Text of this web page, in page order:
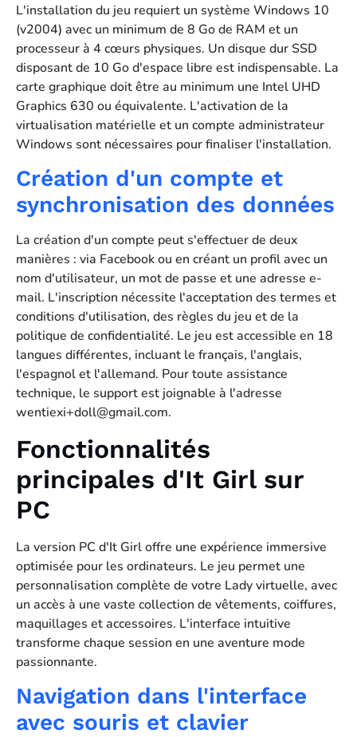
L'installation du jeu requiert un système Windows 10
(v2004) avec un minimum de 8 Go de RAM et un
processeur à 4 cœurs physiques. Un disque dur SSD
disposant de 10 Go d'espace libre est indispensable. La
carte graphique doit être au minimum une Intel UHD
Graphics 630 ou équivalente. L'activation de la
virtualisation matérielle et un compte administrateur
Windows sont nécessaires pour finaliser l'installation.
Création d'un compte et
synchronisation des données
La création d'un compte peut s'effectuer de deux
manières : via Facebook ou en créant un profil avec un
nom d'utilisateur, un mot de passe et une adresse e-
mail. L'inscription nécessite l'acceptation des termes et
conditions d'utilisation, des règles du jeu et de la
politique de confidentialité. Le jeu est accessible en 18
langues différentes, incluant le français, l'anglais,
l'espagnol et l'allemand. Pour toute assistance
technique, le support est joignable à l'adresse
wentiexi+doll@gmail.com.
Fonctionnalités
principales d'It Girl sur
PC
La version PC d'It Girl offre une expérience immersive
optimisée pour les ordinateurs. Le jeu permet une
personnalisation complète de votre Lady virtuelle, avec
un accès à une vaste collection de vêtements, coiffures,
maquillages et accessoires. L'interface intuitive
transforme chaque session en une aventure mode
passionnante.
Navigation dans l'interface
avec souris et clavier